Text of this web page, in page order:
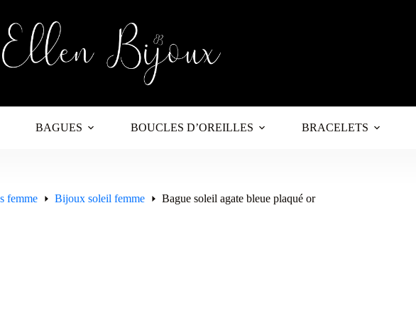
BAGUES BOUCLES D’OREILLES BRACELETS
femme Bijoux soleil femme Bague soleil agate bleue plaqué or